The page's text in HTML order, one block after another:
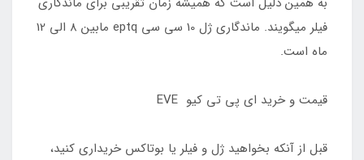
فیلر میگویند. ماندگاری ژل 10 سی سی eptq مابین 8 الی 12
ماه است.
قیمت و خرید ای پی تی کیو EVE
قبل از آنکه بخواهید ژل و فیلر یا بوتاکس خریداری کنید،